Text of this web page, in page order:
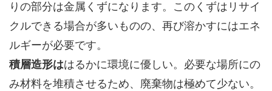
りの部分は金属くずになります。このくずはリサイ
クルできる場合が多いものの、再び溶かすにはエネ
ルギーが必要です。
積層造形ははるかに環境に優しい。必要な場所にの
み材料を堆積させるため、廃棄物は極めて少ない。